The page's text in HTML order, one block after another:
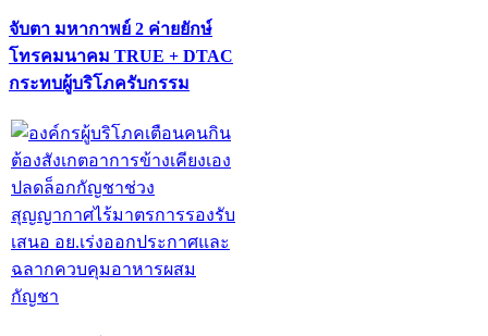
จับตา มหากาพย์ 2 ค่ายยักษ์
โทรคมนาคม TRUE + DTAC
กระทบผู้บริโภครับกรรม